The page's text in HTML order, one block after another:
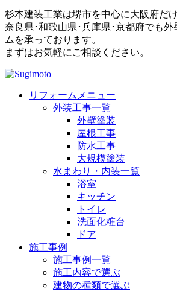
杉本建装工業は堺市を中心に大阪府だけ
奈良県･和歌山県･兵庫県･京都府でも外
ムを承っております。
まずはお気軽にご相談ください。
リフォームメニュー
外装工事一覧
外壁塗装
屋根工事
防水工事
大規模塗装
水まわり・内装一覧
浴室
キッチン
トイレ
洗面化粧台
ドア
施工事例
施工事例一覧
施工内容で選ぶ
建物の種類で選ぶ